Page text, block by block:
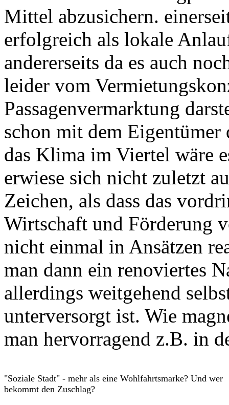
Mittel abzusichern.
erfolgreich als lokale
andererseits da es auch
leider vom
Passagenvermarktung
schon mit dem
das Klima im Viertel wäre
erwiese sich nicht zuletzt
Zeichen, als dass das
Wirtschaft und Förderung
nicht einmal in Ansätzen
man dann ein renoviertes
allerdings weitgehend
unterversorgt ist. Wie
man hervorragend z.B. in
"Soziale Stadt" - mehr als eine Wohlfahrtsmarke? Und wer
bekommt den Zuschlag?